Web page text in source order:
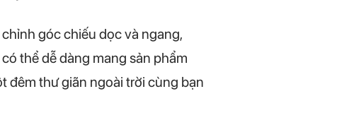
góc chiếu dọc và ngang,
thể dễ dàng mang sản phẩm
đêm thư giãn ngoài trời cùng bạn